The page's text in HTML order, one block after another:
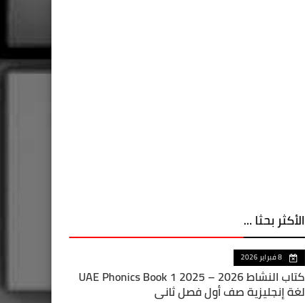
الأكثر بحثا ...
8 فبراير 2026
كتاب النشاط UAE Phonics Book 1 2025 – 2026
لغة إنجليزية صف أول فصل ثاني